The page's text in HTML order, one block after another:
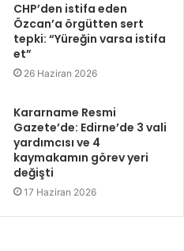
CHP’den istifa eden
Özcan’a örgütten sert
tepki: “Yüreğin varsa istifa
et”
26 Haziran 2026
Kararname Resmi
Gazete’de: Edirne’de 3 vali
yardımcısı ve 4
kaymakamın görev yeri
değişti
17 Haziran 2026